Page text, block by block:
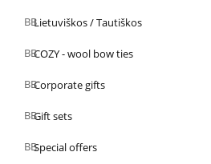
Lietuviškos / Tautiškos
COZY - wool bow ties
Corporate gifts
Gift sets
Special offers